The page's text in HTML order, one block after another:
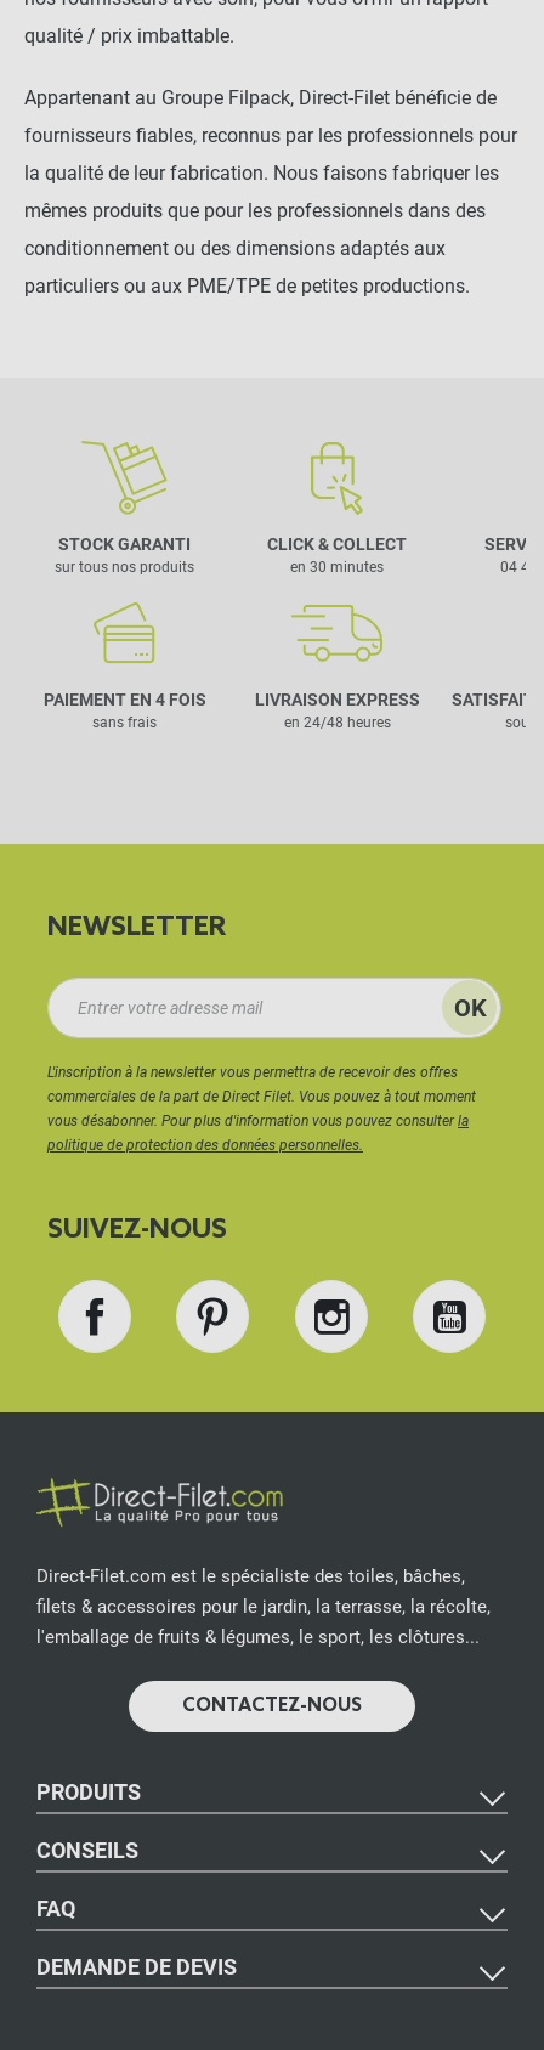
qualité / prix imbattable.
Appartenant au Groupe Filpack, Direct-Filet bénéficie de
fournisseurs fiables, reconnus par les professionnels pour
la qualité de leur fabrication. Nous faisons fabriquer les
mêmes produits que pour les professionnels dans des
conditionnement ou des dimensions adaptés aux
particuliers ou aux PME/TPE de petites productions.
STOCK GARANTI
sur tous nos produits
CLICK & COLLECT
en 30 minutes
PAIEMENT EN 4 FOIS
sans frais
LIVRAISON EXPRESS
en 24/48 heures
04 42
SATISFAIT
sous
NEWSLETTER
L'inscription à la newsletter vous permettra de recevoir des offres
commerciales de la part de Direct Filet. Vous pouvez à tout moment
vous désabonner. Pour plus d'information vous pouvez consulterla
politique de protection des données personnelles.
SUIVEZ-NOUS
Direct-Filet.com est le spécialiste des toiles, bâches,
filets & accessoires pour le jardin, la terrasse, la récolte,
l'emballage de fruits & légumes, le sport, les clôtures...
CONTACTEZ-NOUS
PRODUITS
CONSEILS
FAQ
DEMANDE DE DEVIS